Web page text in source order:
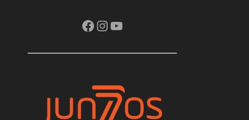
Facebook
Instagram
Youtube